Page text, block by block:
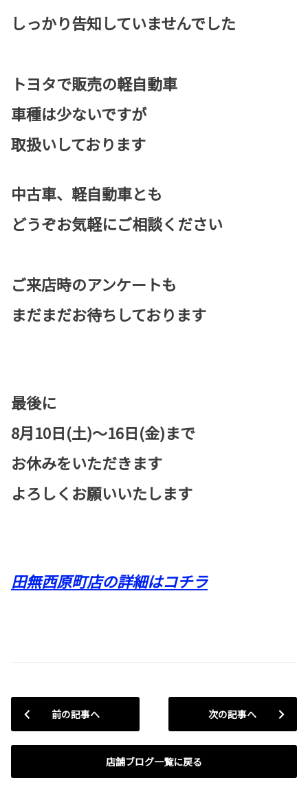
しっかり告知していませんでした
トヨタで販売の軽自動車
車種は少ないですが
取扱いしております
中古車、軽自動車とも
どうぞお気軽にご相談ください
ご来店時のアンケートも
まだまだお待ちしております
最後に
8月10日(土)～16日(金)まで
お休みをいただきます
よろしくお願いいたします
田無西原町店の詳細はコチラ
前の記事へ
店舗ブログ一覧に戻る
次の記事へ